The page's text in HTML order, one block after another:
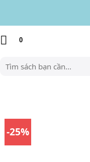
0
Tìm
kiếm:
-25%